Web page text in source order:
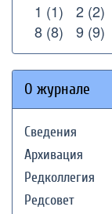
1 (1) 2 (2)
8 (8)
9 (9)
О журнале
Сведения
Архивация
Редколлегия
Редсовет